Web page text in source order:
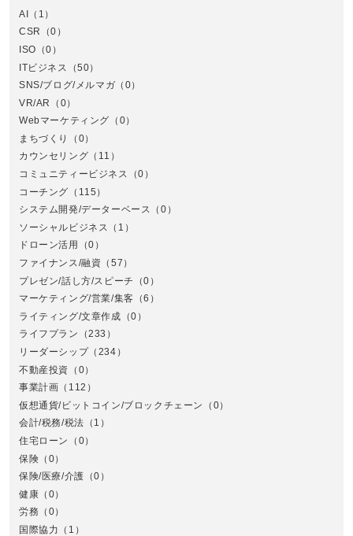
AI （1）
CSR
（0）
ISO （0）
ITビジネス
（50）
SNS/ブログ/メルマガ （0）
VR/AR
（0）
Webマーケティング （0）
まちづくり
（0）
カウンセリング （11）
コミュニティービジネス
（0）
コーチング （115）
システム開発/データーベース （0）
ソーシャルビジネス （1）
ドローン活用
（0）
ファイナンス/融資 （57）
プレゼン/話し方/スピーチ
（0）
マーケティング/営業/集客 （6）
ライティング/文章作成 （0）
ライフプラン
（233）
リーダーシップ（234）
不動産投資 （0）
事業計画 （112）
仮想通貨/ビットコイン/ブロックチェーン
（0）
会計/税務/税法 （1）
住宅ローン
（0）
保険 （0）
保険/医療/介護 （0）
健康 （0）
労務 （0）
国際協力 （1）